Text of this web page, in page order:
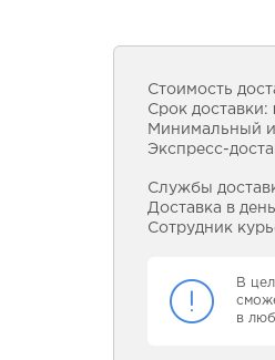
Стоимость
Срок доставки:
Минимальный
Экспресс-
Службы
Доставка в
Сотрудник
В
в